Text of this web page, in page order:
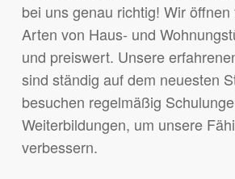
bei uns genau richtig! Wir
Arten von Haus- und
und preiswert. Unsere
sind ständig auf dem neuesten
besuchen regelmäßig
Weiterbildungen, um unsere
verbessern.